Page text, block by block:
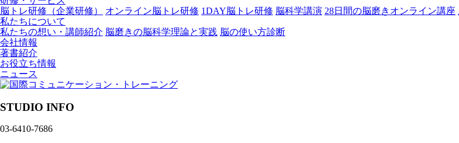
脳トレ研修（企業研修）
オンライン脳トレ研修 1DAY脳トレ研修 脳科学講演 28日間の脳磨きオンライン講座
私たちについて
私たちの想い・講師紹介 脳磨きの脳科学理論と実践 脳の使い方診断
会社情報
著書紹介
お役立ち情報
ニュース
STUDIO INFO
03-6410-7686